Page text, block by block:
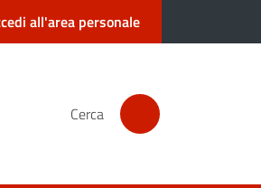
all'area personale
Cerca